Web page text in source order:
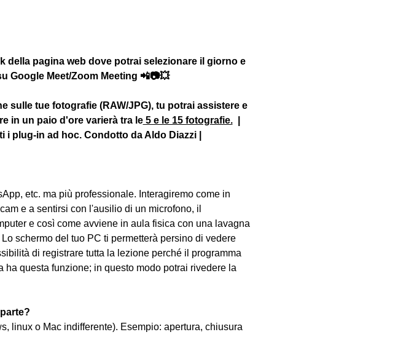
della pagina web dove potrai selezionare il giorno e
Google Meet/Zoom Meeting 📲📷💥
sulle tue fotografie (RAW/JPG), tu potrai assistere e
in un paio d'ore varierà tra le 5 e le 15 fotografie.
plug-in ad hoc. Condotto da Aldo Diazzi |
etc. ma più professionale. Interagiremo come in
e a sentirsi con l'ausilio di un microfono, il
e così come avviene in aula fisica con una lavagna
schermo del tuo PC ti permetterà persino di vedere
di registrare tutta la lezione perché il programma
questa funzione; in questo modo potrai rivedere la
linux o Mac indifferente). Esempio: apertura, chiusura